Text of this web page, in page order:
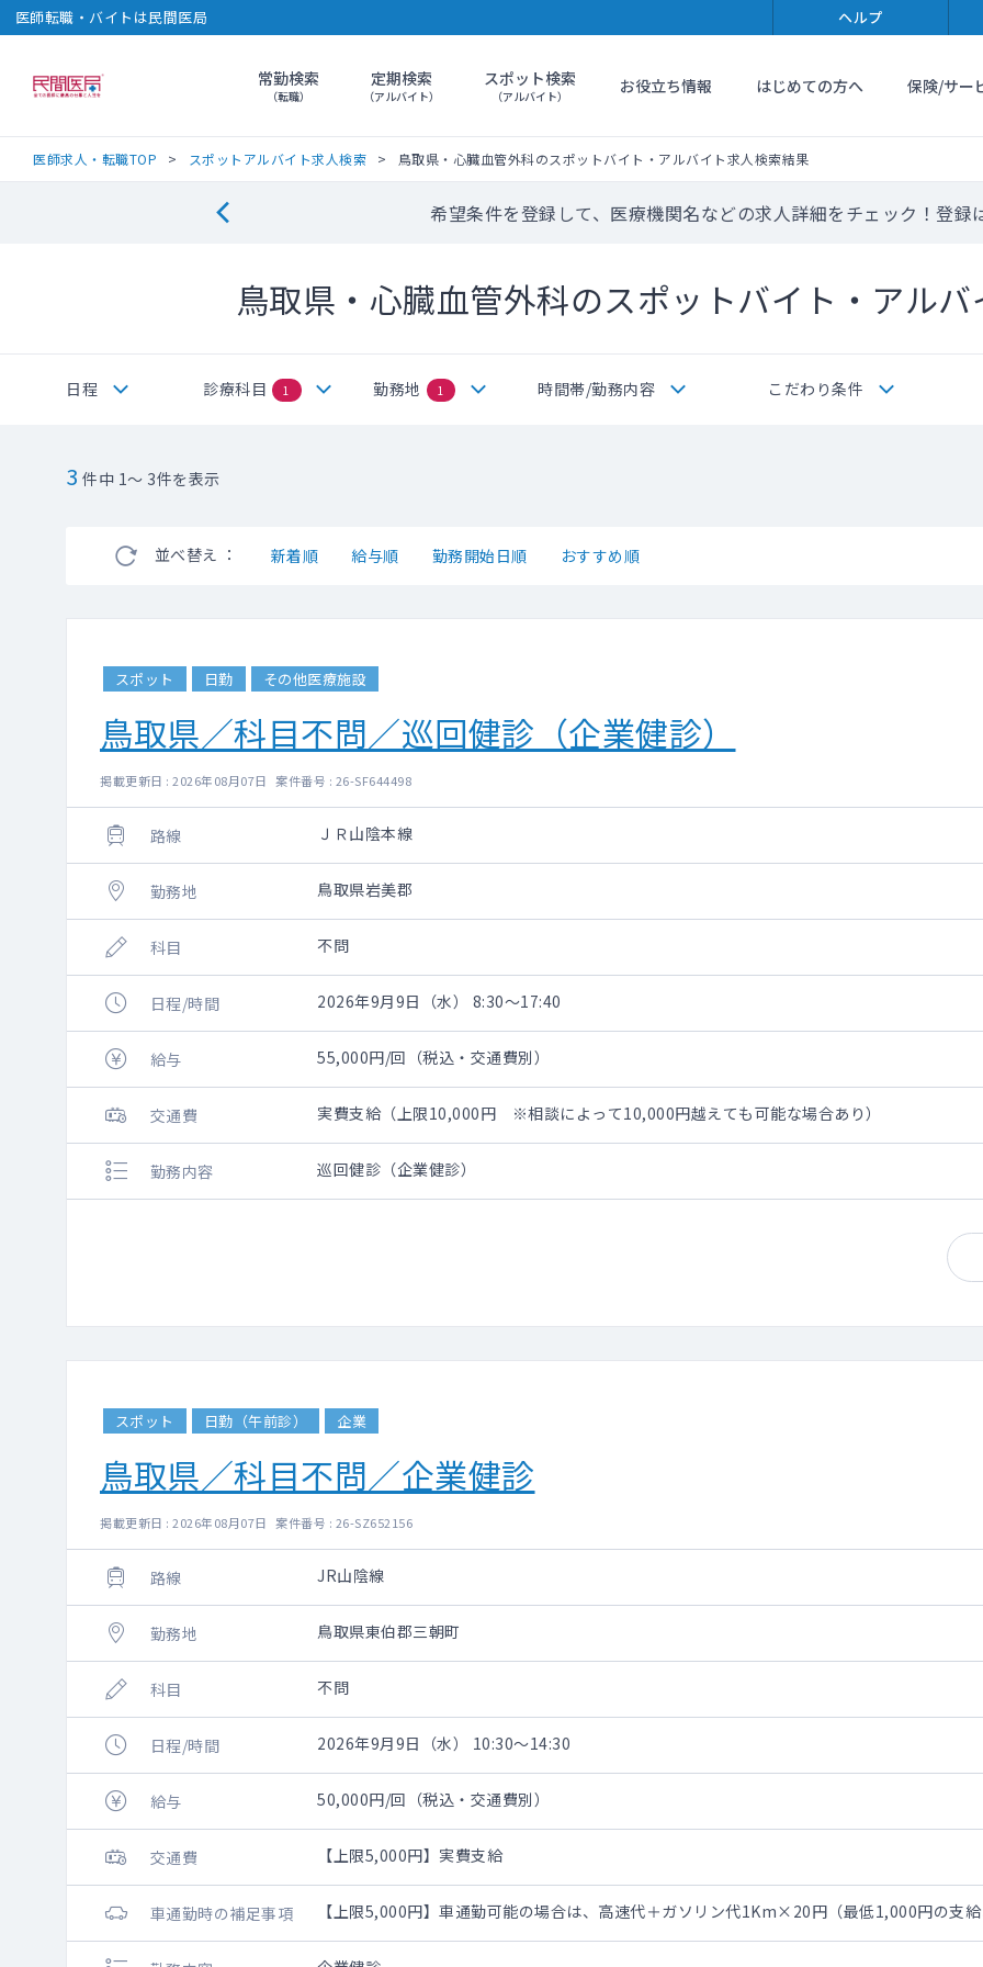
医師転職・バイトは民間医局 ヘルプ
民間医局常勤検索
（転職）
定期検索
（アルバイト）
スポット検索
（アルバイト） お役立ち情報 はじめての方へ 保険/サー
医師求人・転職TOP スポットアルバイト求人検索 鳥取県・心臓血管外科のスポットバイト・アルバイト求人検索結果
希望条件を登録して、医療機関名などの求人詳細をチェック！登録
鳥取県・心臓血管外科のスポットバイト・アル
日程 診療科目 1 勤務地 1 時間帯/勤務内容 こだわり条件
3 件中 1～ 3件を表示
並べ替え ： 新着順 給与順 勤務開始日順 おすすめ順
スポット 日勤 その他医療施設
鳥取県／科目不問／巡回健診（企業健診）
掲載更新日 : 2026年08月07日 案件番号 : 26-SF644498
路線 ＪＲ山陰本線
勤務地 鳥取県岩美郡
科目 不問
日程/時間 2026年9月9日（水） 8:30～17:40
給与 55,000円/回（税込・交通費別）
交通費 実費支給（上限10,000円 ※相談によって10,000円越えても可能な場合あり）
勤務内容 巡回健診（企業健診）
スポット 日勤（午前診） 企業
鳥取県／科目不問／企業健診
掲載更新日 : 2026年08月07日 案件番号 : 26-SZ652156
路線 JR山陰線
勤務地 鳥取県東伯郡三朝町
科目 不問
日程/時間 2026年9月9日（水） 10:30～14:30
給与 50,000円/回（税込・交通費別）
交通費 【上限5,000円】実費支給
車通勤時の補足事項 【上限5,000円】車通勤可能の場合は、高速代＋ガソリン代1Km×20円（最低1,000円の支